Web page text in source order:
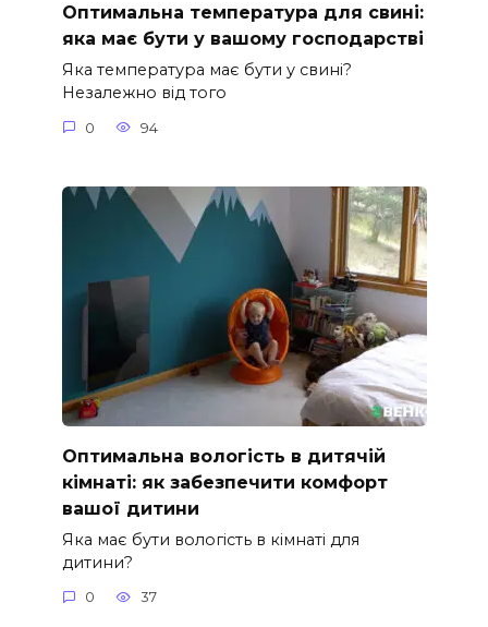
Оптимальна температура для свині:
яка має бути у вашому господарстві
Яка температура має бути у свині?
Незалежно від того
0 94
Оптимальна вологість в дитячій
кімнаті: як забезпечити комфорт
вашої дитини
Яка має бути вологість в кімнаті для
дитини?
0 37